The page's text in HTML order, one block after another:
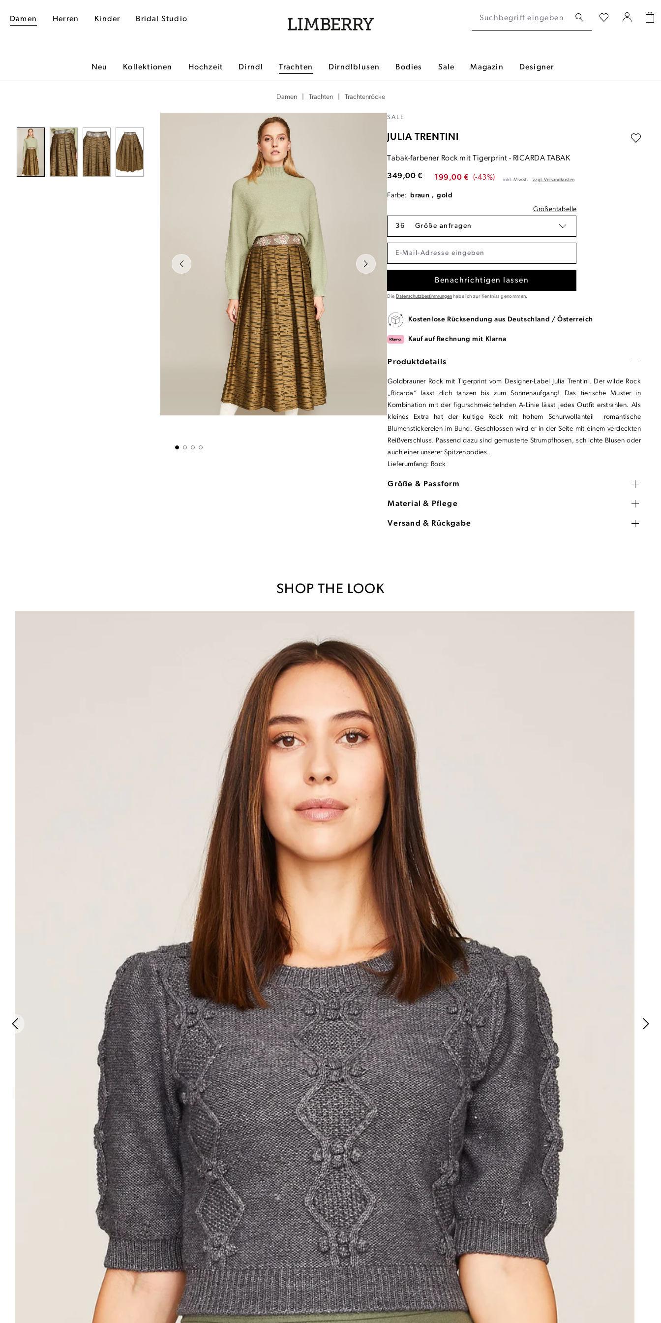
Damen Herren Kinder Bridal Studio
Neu Kollektionen Hochzeit Dirndl Trachten Dirndlblusen Bodies Sale Magazin Designer
Damen Trachten Trachtenröcke
SALE
JULIA TRENTINI
Tabak-farbener Rock mit Tigerprint - RICARDA TABAK
199,00 € (-43%)
349,00 € inkl. MwSt. zzgl. Versandkosten
Farbe: braun , gold
Größentabelle
36 Größe anfragen
Benachrichtigen lassen
Die Datenschutzbestimmungenhabe ich zur Kentniss genommen.
Kostenlose Rücksendung aus Deutschland / Österreich
Kauf auf Rechnung mit Klarna
Produktdetails
Goldbrauner Rock mit Tigerprint vom Designer-Label Julia Trentini. Der wilde Rock
„Ricarda“ lässt dich tanzen bis zum Sonnenaufgang! Das tierische Muster in
Kombination mit der figurschmeichelnden A-Linie lässt jedes Outfit erstrahlen. Als
kleines Extra hat der kultige Rock mit hohem Schurwollanteil romantische
Blumenstickereien im Bund. Geschlossen wird er in der Seite mit einem verdeckten
Reißverschluss. Passend dazu sind gemusterte Strumpfhosen, schlichte Blusen oder
auch einer unserer Spitzenbodies.
Lieferumfang: Rock
Größe & Passform
Material & Pflege
Versand & Rückgabe
SHOP THE LOOK